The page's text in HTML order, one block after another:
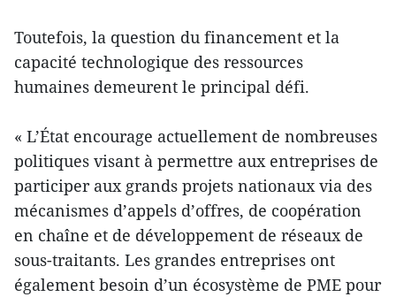
Toutefois, la question du financement et la
capacité technologique des ressources
humaines demeurent le principal défi.
« L’État encourage actuellement de nombreuses
politiques visant à permettre aux entreprises de
participer aux grands projets nationaux via des
mécanismes d’appels d’offres, de coopération
en chaîne et de développement de réseaux de
sous-traitants. Les grandes entreprises ont
également besoin d’un écosystème de PME pour